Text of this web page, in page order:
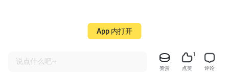
说点什么吧~
赞赏
1
点赞 评论
App 内打开